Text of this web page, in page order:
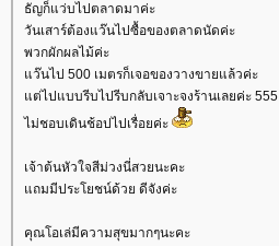
ธัญก็แว่บไปตลาดมาค่ะ
วันเสาร์ต้องแว๊นไปซื้อของตลาดนัดค่ะ
พวกผักผลไม้ค่ะ
ว๊นไป 500 เมตรก็เจอของวางขายแล้วค่ะ
ต่ไปแบบรีบไปรีบกลับเจาะจงร้านเลยค่ะ 555
ไม่ชอบเดินช้อปไปเรื่อยค่ะ
เจ้าต้นหัวใจสีม่วงนี่สวยนะคะ
ถมมีประโยชน์ด้วย ดีจังค่ะ
คุณโอเล่มีความสุขมากๆนะคะ